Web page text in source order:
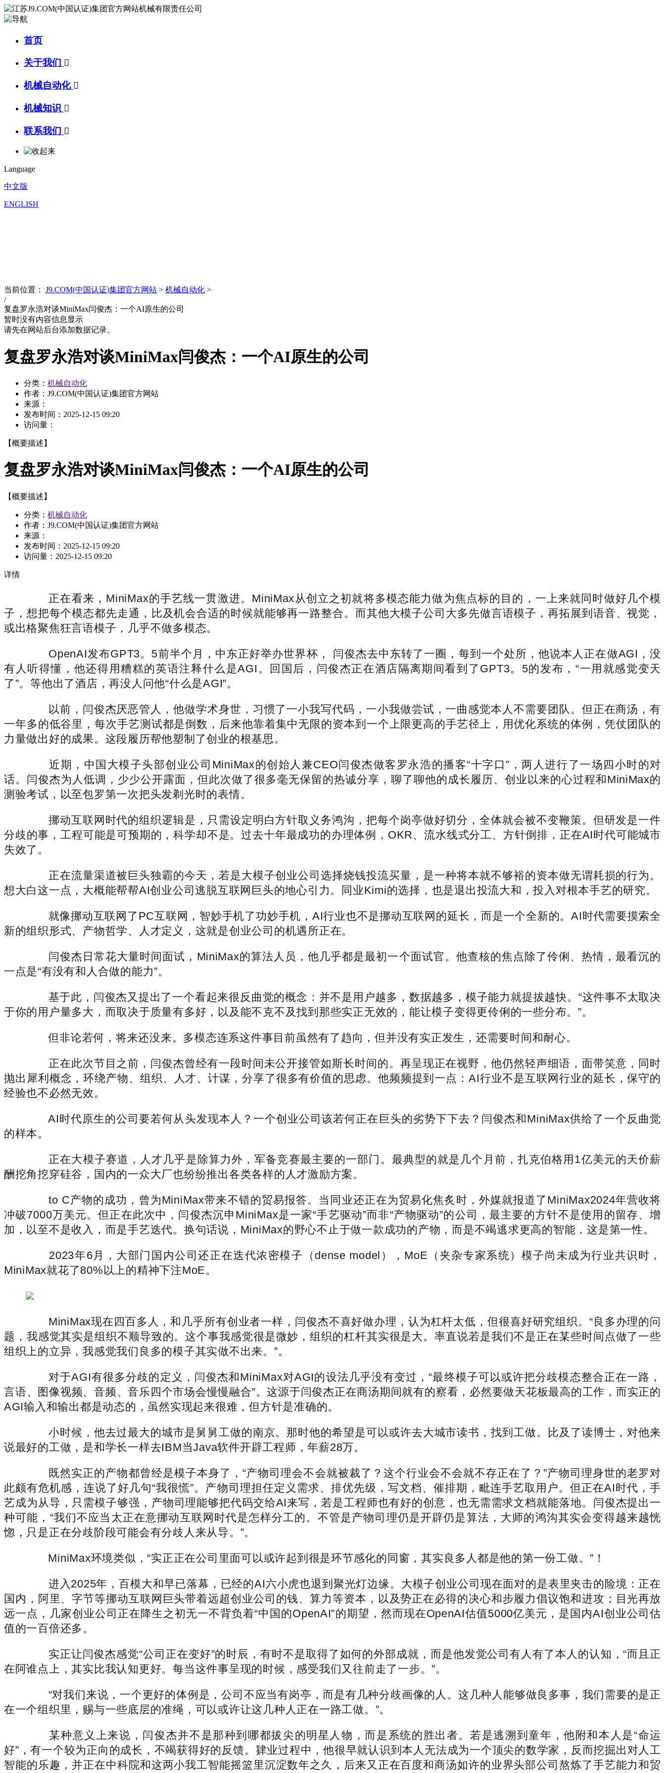
首页
关于我们 
机械自动化 
机械知识 
联系我们 
Language
中文版
ENGLISH
当前位置： J9.COM(中国认证)集团官方网站 > 机械自动化 >
/
复盘罗永浩对谈MiniMax闫俊杰：一个AI原生的公司
暂时没有内容信息显示
请先在网站后台添加数据记录。
复盘罗永浩对谈MiniMax闫俊杰：一个AI原生的公司
分类： 机械自动化
作者：J9.COM(中国认证)集团官方网站
来源：
发布时间： 2025-12-15 09:20
访问量：
【概要描述】
复盘罗永浩对谈MiniMax闫俊杰：一个AI原生的公司
【概要描述】
分类： 机械自动化
作者：J9.COM(中国认证)集团官方网站
来源：
发布时间： 2025-12-15 09:20
访问量： 2025-12-15 09:20
详情
正在看来，MiniMax的手艺线一贯激进。MiniMax从创立之初就将多模态能力做为焦点标的目的，一上来就同时做好几个模
子，想把每个模态都先走通，比及机会合适的时候就能够再一路整合。而其他大模子公司大多先做言语模子，再拓展到语音、视觉，
或出格聚焦狂言语模子，几乎不做多模态。
OpenAI发布GPT3。5前半个月，中东正好举办世界杯， 闫俊杰去中东转了一圈，每到一个处所，他说本人正在做AGI，没
有人听得懂，他还得用糟糕的英语注释什么是AGI。回国后，闫俊杰正在酒店隔离期间看到了GPT3。5的发布，“一用就感觉变天
了”。等他出了酒店，再没人问他“什么是AGI”。
以前，闫俊杰厌恶管人，他做学术身世，习惯了一小我写代码，一小我做尝试，一曲感觉本人不需要团队。但正在商汤，有
一年多的低谷里，每次手艺测试都是倒数，后来他靠着集中无限的资本到一个上限更高的手艺径上，用优化系统的体例，凭仗团队的
力量做出好的成果。这段履历帮他塑制了创业的根基思。
近期，中国大模子头部创业公司MiniMax的创始人兼CEO闫俊杰做客罗永浩的播客“十字口”，两人进行了一场四小时的对
话。闫俊杰为人低调，少少公开露面，但此次做了很多毫无保留的热诚分享，聊了聊他的成长履历、创业以来的心过程和MiniMax的
测验考试，以至包罗第一次把头发剃光时的表情。
挪动互联网时代的组织逻辑是，只需设定明白方针取义务鸿沟，把每个岗亭做好切分，全体就会被不变鞭策。但研发是一件
分歧的事，工程可能是可预期的，科学却不是。过去十年最成功的办理体例，OKR、流水线式分工、方针倒排，正在AI时代可能城市
失效了。
正在流量渠道被巨头独霸的今天，若是大模子创业公司选择烧钱投流买量，是一种将本就不够裕的资本做无谓耗损的行为。
想大白这一点，大概能帮帮AI创业公司逃脱互联网巨头的地心引力。同业Kimi的选择，也是退出投流大和，投入对根本手艺的研究。
就像挪动互联网了PC互联网，智妙手机了功妙手机，AI行业也不是挪动互联网的延长，而是一个全新的。AI时代需要摸索全
新的组织形式、产物哲学、人才定义，这就是创业公司的机遇所正在。
闫俊杰日常花大量时间面试，MiniMax的算法人员，他几乎都是最初一个面试官。他查核的焦点除了伶俐、热情，最看沉的
一点是“有没有和人合做的能力”。
基于此，闫俊杰又提出了一个看起来很反曲觉的概念：并不是用户越多，数据越多，模子能力就提拔越快。“这件事不太取决
于你的用户量多大，而取决于质量有多好，以及能不克不及找到那些实正无效的，能让模子变得更伶俐的一些分布。”。
但非论若何，将来还没来。多模态连系这件事目前虽然有了趋向，但并没有实正发生，还需要时间和耐心。
正在此次节目之前，闫俊杰曾经有一段时间未公开接管如斯长时间的。再呈现正在视野，他仍然轻声细语，面带笑意，同时
抛出犀利概念，环绕产物、组织、人才、计谋，分享了很多有价值的思虑。他频频提到一点：AI行业不是互联网行业的延长，保守的
经验也不必然无效。
AI时代原生的公司要若何从头发现本人？一个创业公司该若何正在巨头的劣势下下去？闫俊杰和MiniMax供给了一个反曲觉
的样本。
正在大模子赛道，人才几乎是除算力外，军备竞赛最主要的一部门。最典型的就是几个月前，扎克伯格用1亿美元的天价薪
酬挖角挖穿硅谷，国内的一众大厂也纷纷推出各类各样的人才激励方案。
to C产物的成功，曾为MiniMax带来不错的贸易报答。当同业还正在为贸易化焦炙时，外媒就报道了MiniMax2024年营收将
冲破7000万美元。但正在此次中，闫俊杰沉申MiniMax是一家“手艺驱动”而非“产物驱动”的公司，最主要的方针不是使用的留存、增
加，以至不是收入，而是手艺迭代。换句话说，MiniMax的野心不止于做一款成功的产物，而是不竭逃求更高的智能，这是第一性。
2023年6月，大部门国内公司还正在迭代浓密模子（dense model），MoE（夹杂专家系统）模子尚未成为行业共识时，
MiniMax就花了80%以上的精神下注MoE。
MiniMax现在四百多人，和几乎所有创业者一样，闫俊杰不喜好做办理，认为杠杆太低，但很喜好研究组织。“良多办理的问
题，我感觉其实是组织不顺导致的。这个事我感觉很是微妙，组织的杠杆其实很是大。率直说若是我们不是正在某些时间点做了一些
组织上的立异，我感觉我们良多的模子其实做不出来。”。
对于AGI有很多分歧的定义，闫俊杰和MiniMax对AGI的设法几乎没有变过，“最终模子可以或许把分歧模态整合正在一路，
言语、图像视频、音频、音乐四个市场会慢慢融合”。这源于闫俊杰正在商汤期间就有的察看，必然要做天花板最高的工作，而实正的
AGI输入和输出都是动态的，虽然实现起来很难，但方针是准确的。
小时候，他去过最大的城市是舅舅工做的南京。那时他的希望是可以或许去大城市读书，找到工做。比及了读博士，对他来
说最好的工做，是和学长一样去IBM当Java软件开辟工程师，年薪28万。
既然实正的产物都曾经是模子本身了，“产物司理会不会就被裁了？这个行业会不会就不存正在了？”产物司理身世的老罗对
此颇有危机感，连说了好几句“我很慌”。产物司理担任定义需求、排优先级，写文档、催排期，毗连手艺取用户。但正在AI时代，手
艺成为从导，只需模子够强，产物司理能够把代码交给AI来写，若是工程师也有好的创意，也无需需求文档就能落地。闫俊杰提出一
种可能，“我们不应当太正在意挪动互联网时代是怎样分工的。不管是产物司理仍是开辟仍是算法，大师的鸿沟其实会变得越来越恍
惚，只是正在分歧阶段可能会有分歧人来从导。”。
MiniMax环境类似，“实正正在公司里面可以或许起到很是环节感化的同窗，其实良多人都是他的第一份工做。”！
进入2025年，百模大和早已落幕，已经的AI六小虎也退到聚光灯边缘。大模子创业公司现在面对的是表里夹击的险境：正在
国内，阿里、字节等挪动互联网巨头带着远超创业公司的钱、算力等资本，以及势正在必得的决心和步履力倡议饱和进攻；目光再放
远一点，几家创业公司正在降生之初无一不背负着“中国的OpenAI”的期望，然而现在OpenAI估值5000亿美元，是国内AI创业公司估
值的一百倍还多。
实正让闫俊杰感觉“公司正在变好”的时辰，有时不是取得了如何的外部成就，而是他发觉公司有人有了本人的认知，“而且正
在阿谁点上，其实比我认知更好。每当这件事呈现的时候，感受我们又往前走了一步。”。
“对我们来说，一个更好的体例是，公司不应当有岗亭，而是有几种分歧画像的人。这几种人能够做良多事，我们需要的是正
在一个组织里，赐与一些底层的准绳，可以或许让这几种人正在一路工做。”。
某种意义上来说，闫俊杰并不是那种到哪都拔尖的明星人物，而是系统的胜出者。若是逃溯到童年，他附和本人是“命运
好”，有一个较为正向的成长，不竭获得好的反馈。肄业过程中，他很早就认识到本人无法成为一个顶尖的数学家，反而挖掘出对人工
智能的乐趣，并正在中科院和这两小我工智能摇篮里沉淀数年之久，后来又正在百度和商汤如许的业界头部公司熬炼了手艺能力和贸